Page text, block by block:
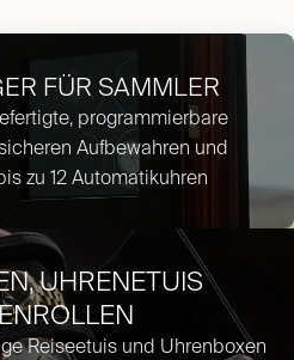
UHRENETUIS
Reiseetuis und Uhrenboxen
FÜR SAMMLER
programmierbare
Aufbewahren und
zu 12 Automatikuhren​